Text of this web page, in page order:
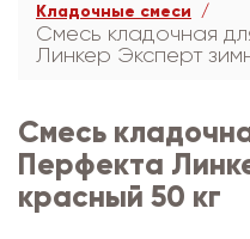
Кладочные смеси
Смесь кладочная
Линкер Эксперт
Смесь
Перфекта
красный 50 кг